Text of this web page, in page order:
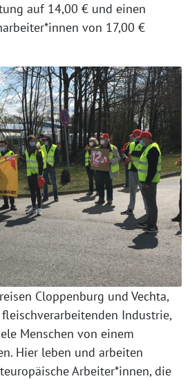
auf 14,00 € und einen
von 17,00 €
Cloppenburg und Vechta,
Industrie,
Menschen von einem
Hier leben und arbeiten
Arbeiter*innen, die